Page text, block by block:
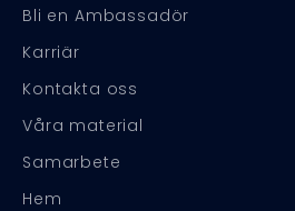
Bli en Ambassadör
Karriär
Kontakta oss
Våra material
Samarbete
Hem